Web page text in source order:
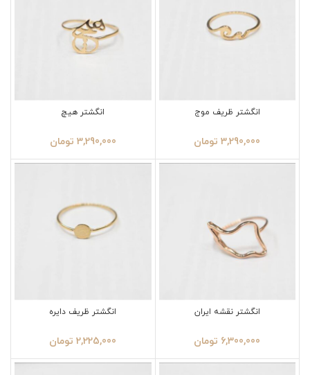
انگشتر ظریف موج
3,290,000 تومان
انگشتر هیچ
3,290,000 تومان
انگشتر نقشه ایران
6,300,000 تومان
انگشتر ظریف دایره
2,225,000 تومان